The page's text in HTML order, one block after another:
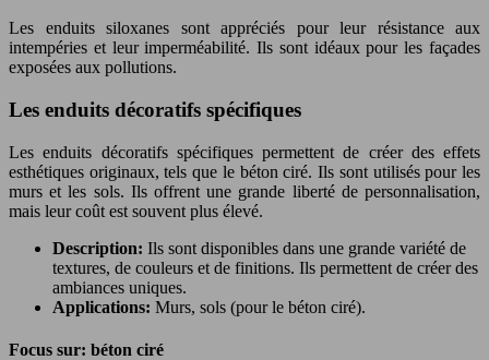
Les enduits siloxanes sont appréciés pour leur résistance aux
intempéries et leur imperméabilité. Ils sont idéaux pour les façades
exposées aux pollutions.
Les enduits décoratifs spécifiques
Les enduits décoratifs spécifiques permettent de créer des effets
esthétiques originaux, tels que le béton ciré. Ils sont utilisés pour les
murs et les sols. Ils offrent une grande liberté de personnalisation,
mais leur coût est souvent plus élevé.
Description: Ils sont disponibles dans une grande variété de
textures, de couleurs et de finitions. Ils permettent de créer des
ambiances uniques.
Applications: Murs, sols (pour le béton ciré).
Focus sur: béton ciré